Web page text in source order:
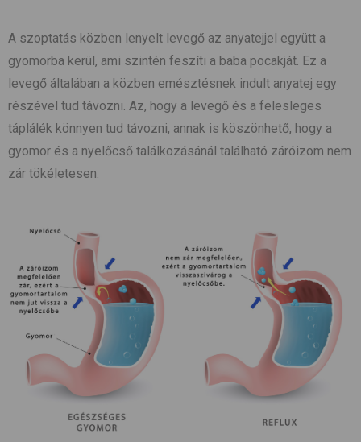
A szoptatás közben lenyelt levegő az anyatejjel együtt a
gyomorba kerül, ami szintén feszíti a baba pocakját. Ez a
levegő általában a közben emésztésnek indult anyatej egy
részével tud távozni. Az, hogy a levegő és a felesleges
táplálék könnyen tud távozni, annak is köszönhető, hogy a
gyomor és a nyelőcső találkozásánál található záróizom nem
zár tökéletesen.